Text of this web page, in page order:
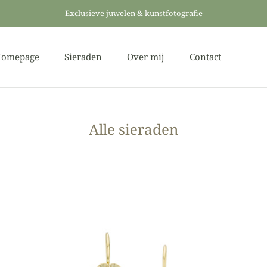
Exclusieve juwelen & kunstfotografie
Sieraden
Over mij
Contact
Alle sieraden